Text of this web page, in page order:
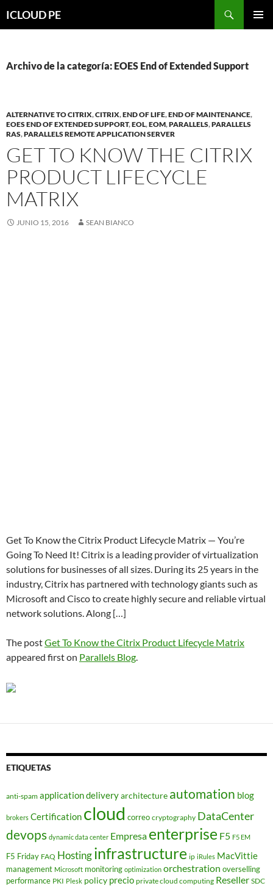
hacia
ICLOUD PE
Archivo de la categoría: EOES End of Extended Support
ALTERNATIVE TO CITRIX,CITRIX,END OF LIFE,END OF MAINTENANCE,
EOES END OF EXTENDED SUPPORT,EOL,EOM,PARALLELS,PARALLELS
RAS,PARALLELS REMOTE APPLICATION SERVER
GET TO KNOW THE CITRIX
PRODUCT LIFECYCLE
MATRIX
JUNIO 15, 2016 SEAN BIANCO
Get To Know the Citrix Product Lifecycle Matrix — You’re
Going To Need It! Citrix is a leading provider of virtualization
solutions for businesses of all sizes. During its 25 years in the
industry, Citrix has partnered with technology giants such as
Microsoft and Cisco to create highly secure and reliable virtual
network solutions. Along […]
The postGet To Know the Citrix Product Lifecycle Matrix
appeared first on Parallels Blog.
ETIQUETAS
anti-spam application deliveryarchitecture automation blog
brokers Certification cloud correo cryptography DataCenter
devops dynamic data center Empresa enterprise F5 F5 EM
F5 Friday FAQ Hostinginfrastructure ip iRules MacVittie
management Microsoft monitoring optimization orchestration overselling
performance PKI Plesk policy precio private cloud computing Reseller SDC